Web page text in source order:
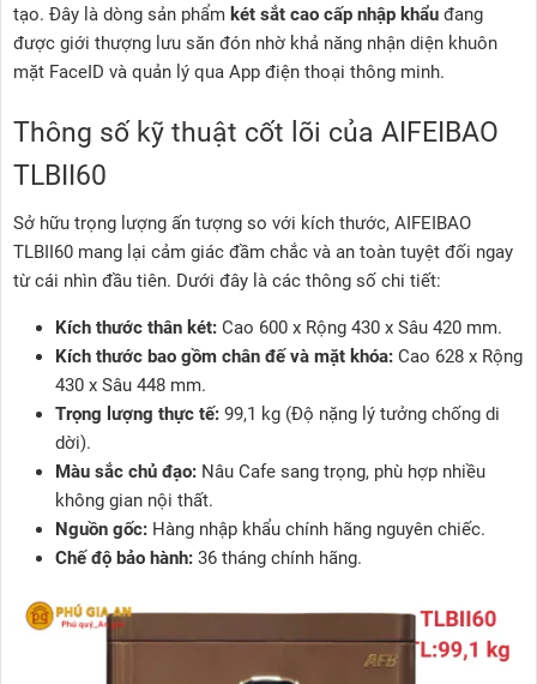
tạo. Đây là dòng sản phẩm két sắt cao cấp nhập khẩu đang
được giới thượng lưu săn đón nhờ khả năng nhận diện khuôn
mặt FaceID và quản lý qua App điện thoại thông minh.
Thông số kỹ thuật cốt lõi của AIFEIBAO
TLBII60
Sở hữu trọng lượng ấn tượng so với kích thước, AIFEIBAO
TLBII60 mang lại cảm giác đầm chắc và an toàn tuyệt đối ngay
từ cái nhìn đầu tiên. Dưới đây là các thông số chi tiết:
Kích thước thân két: Cao 600 x Rộng 430 x Sâu 420 mm.
Kích thước bao gồm chân đế và mặt khóa: Cao 628 x Rộng
430 x Sâu 448 mm.
Trọng lượng thực tế: 99,1 kg (Độ nặng lý tưởng chống di
dời).
Màu sắc chủ đạo: Nâu Cafe sang trọng, phù hợp nhiều
không gian nội thất.
Nguồn gốc: Hàng nhập khẩu chính hãng nguyên chiếc.
Chế độ bảo hành: 36 tháng chính hãng.